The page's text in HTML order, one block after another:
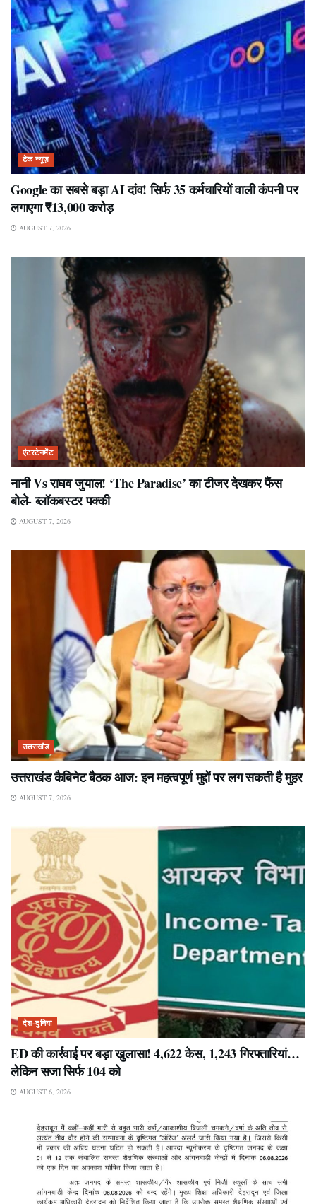
टेक न्यूज़
Google का सबसे बड़ा AI दांव! सिर्फ 35 कर्मचारियों वाली कंपनी पर
लगाएगा ₹13,000 करोड़
AUGUST 7, 2026
एंटरटेनमेंट
नानी Vs राघव जुयाल! ‘The Paradise’ का टीजर देखकर फैंस
बोले- ब्लॉकबस्टर पक्की
AUGUST 7, 2026
उत्तराखंड
उत्तराखंड कैबिनेट बैठक आज: इन महत्वपूर्ण मुद्दों पर लग सकती है मुहर
AUGUST 7, 2026
देश-दुनिया
ED की कार्रवाई पर बड़ा खुलासा! 4,622 केस, 1,243 गिरफ्तारियां…
लेकिन सजा सिर्फ 104 को
AUGUST 6, 2026